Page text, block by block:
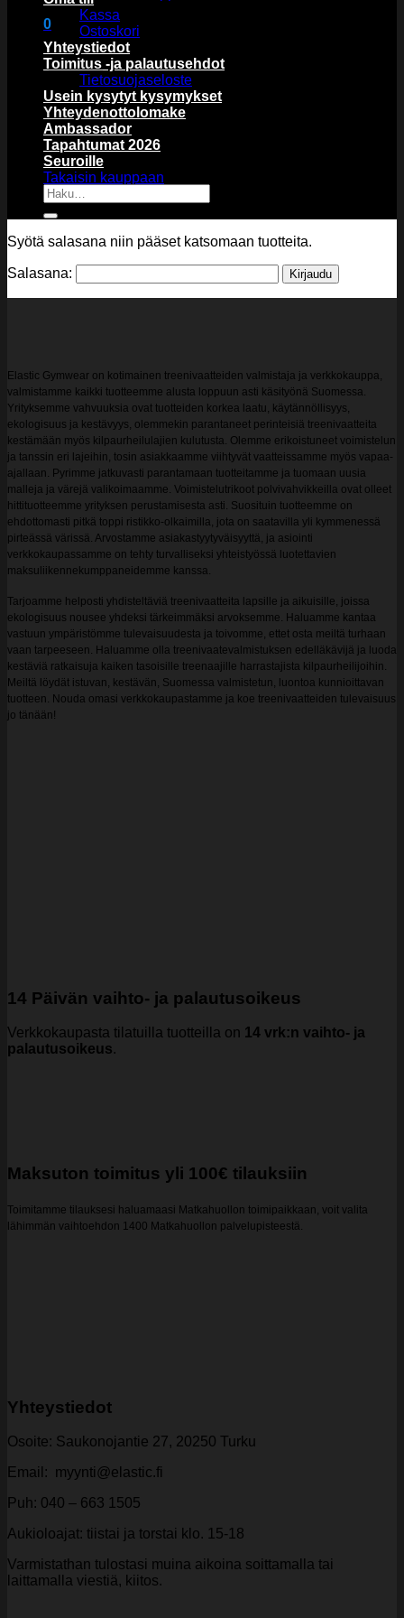
0
Ostoskori
Ostoskori on tyhjä.
Takaisin kauppaan
Kassa
Ostoskori
Yhteystiedot
Toimitus -ja palautusehdot
Tietosuojaseloste
Usein kysytyt kysymykset
Yhteydenottolomake
Ambassador
Tapahtumat 2026
Seuroille
Etsi:
Syötä salasana niin pääset katsomaan tuotteita.
Salasana:
Elastic Gymwear on kotimainen treenivaatteiden valmistaja ja verkkokauppa,
valmistamme kaikki tuotteemme alusta loppuun asti käsityönä Suomessa.
Yrityksemme vahvuuksia ovat tuotteiden korkea laatu, käytännöllisyys,
ekologisuus ja kestävyys, olemmekin parantaneet perinteisiä treenivaatteita
kestämään myös kilpaurheilulajien kulutusta. Olemme erikoistuneet voimistelun
ja tanssin eri lajeihin, tosin asiakkaamme viihtyvät vaatteissamme myös vapaa-
ajallaan. Pyrimme jatkuvasti parantamaan tuotteitamme ja tuomaan uusia
malleja ja värejä valikoimaamme. Voimistelutrikoot polvivahvikkeilla ovat olleet
hittituotteemme yrityksen perustamisesta asti. Suosituin tuotteemme on
ehdottomasti pitkä toppi ristikko-olkaimilla, jota on saatavilla yli kymmenessä
pirteässä värissä. Arvostamme asiakastyytyväisyyttä, ja asiointi
verkkokaupassamme on tehty turvalliseksi yhteistyössä luotettavien
maksuliikennekumppaneidemme kanssa.
Tarjoamme helposti yhdisteltäviä treenivaatteita lapsille ja aikuisille, joissa
ekologisuus nousee yhdeksi tärkeimmäksi arvoksemme. Haluamme kantaa
vastuun ympäristömme tulevaisuudesta ja toivomme, ettet osta meiltä turhaan
vaan tarpeeseen. Haluamme olla treenivaatevalmistuksen edelläkävijä ja luoda
kestäviä ratkaisuja kaiken tasoisille treenaajille harrastajista kilpaurheilijoihin.
Meiltä löydät istuvan, kestävän, Suomessa valmistetun, luontoa kunnioittavan
tuotteen. Nouda omasi verkkokaupastamme ja koe treenivaatteiden tulevaisuus
jo tänään!
14 Päivän vaihto- ja palautusoikeus
Verkkokaupasta tilatuilla tuotteilla on 14 vrk:n vaihto- ja
palautusoikeus.
Maksuton toimitus yli 100€ tilauksiin
Toimitamme tilauksesi haluamaasi Matkahuollon toimipaikkaan, voit valita
lähimmän vaihtoehdon 1400 Matkahuollon palvelupisteestä.
Yhteystiedot
Osoite: Saukonojantie 27, 20250 Turku
Email: myynti@elastic.fi
Puh: 040 – 663 1505
Aukioloajat: tiistai ja torstai klo. 15-18
Varmistathan tulostasi muina aikoina soittamalla tai
laittamalla viestiä, kiitos.